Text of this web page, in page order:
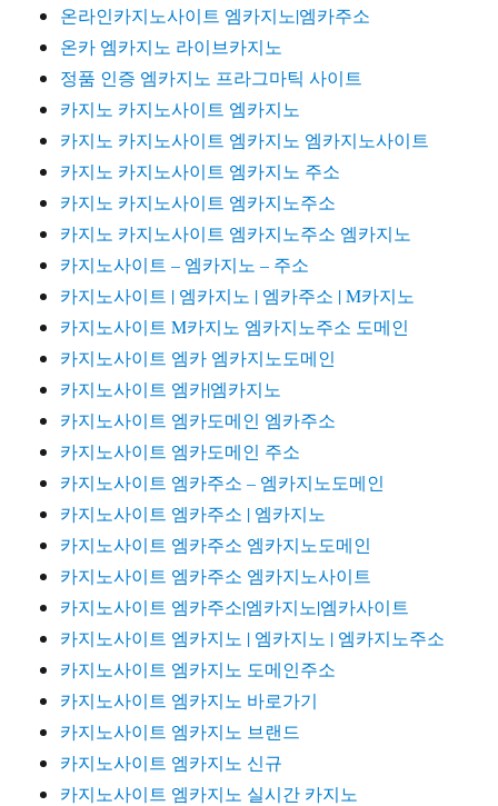
온라인카지노사이트 엠카지노|엠카주소
온카 엠카지노 라이브카지노
정품 인증 엠카지노 프라그마틱 사이트
카지노 카지노사이트 엠카지노
카지노 카지노사이트 엠카지노 엠카지노사이트
카지노 카지노사이트 엠카지노 주소
카지노 카지노사이트 엠카지노주소
카지노 카지노사이트 엠카지노주소 엠카지노
카지노사이트 – 엠카지노 – 주소
카지노사이트 | 엠카지노 | 엠카주소 | M카지노
카지노사이트 M카지노 엠카지노주소 도메인
카지노사이트 엠카 엠카지노도메인
카지노사이트 엠카|엠카지노
카지노사이트 엠카도메인 엠카주소
카지노사이트 엠카도메인 주소
카지노사이트 엠카주소 – 엠카지노도메인
카지노사이트 엠카주소 | 엠카지노
카지노사이트 엠카주소 엠카지노도메인
카지노사이트 엠카주소 엠카지노사이트
카지노사이트 엠카주소|엠카지노|엠카사이트
카지노사이트 엠카지노 | 엠카지노 | 엠카지노주소
카지노사이트 엠카지노 도메인주소
카지노사이트 엠카지노 바로가기
카지노사이트 엠카지노 브랜드
카지노사이트 엠카지노 신규
카지노사이트 엠카지노 실시간 카지노